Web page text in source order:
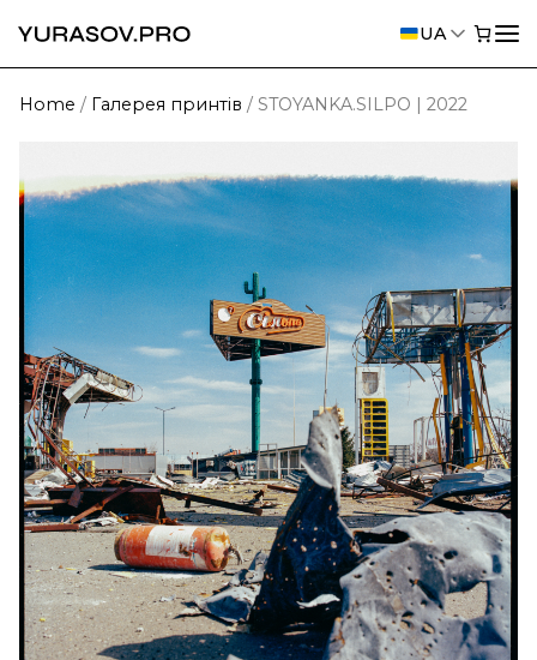
UA
Home / Галерея принтів / STOYANKA.SILPO | 2022